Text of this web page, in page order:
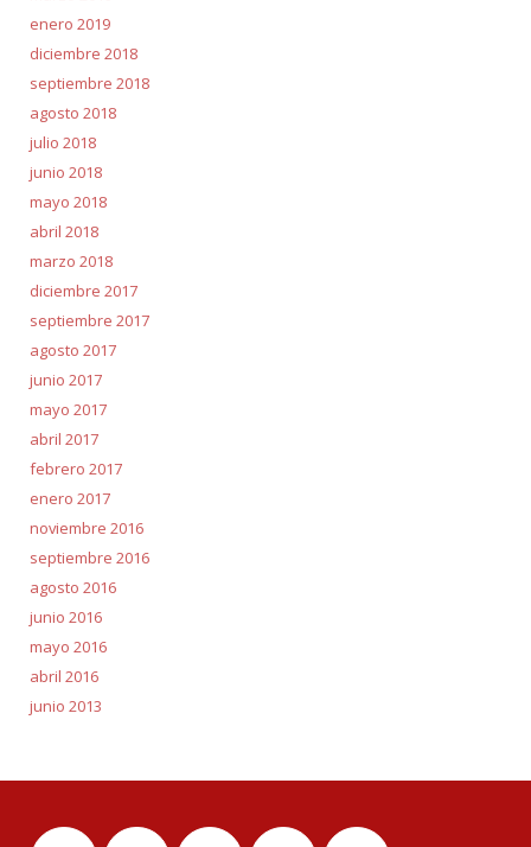
enero 2019
diciembre 2018
septiembre 2018
agosto 2018
julio 2018
junio 2018
mayo 2018
abril 2018
marzo 2018
diciembre 2017
septiembre 2017
agosto 2017
junio 2017
mayo 2017
abril 2017
febrero 2017
enero 2017
noviembre 2016
septiembre 2016
agosto 2016
junio 2016
mayo 2016
abril 2016
junio 2013